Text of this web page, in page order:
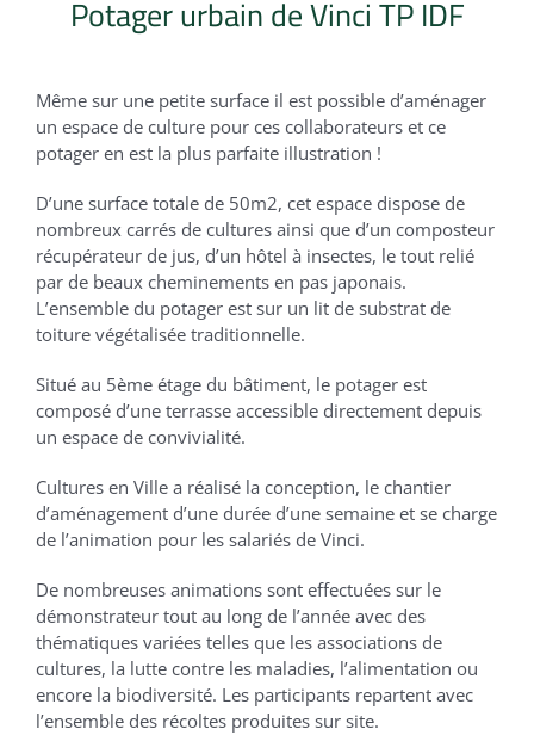
Potager urbain de Vinci TP IDF
Même sur une petite surface il est possible d’aménager
un espace de culture pour ces collaborateurs et ce
potager en est la plus parfaite illustration !
D’une surface totale de 50m2, cet espace dispose de
nombreux carrés de cultures ainsi que d’un composteur
récupérateur de jus, d’un hôtel à insectes, le tout relié
par de beaux cheminements en pas japonais.
L’ensemble du potager est sur un lit de substrat de
toiture végétalisée traditionnelle.
Situé au 5ème étage du bâtiment, le potager est
composé d’une terrasse accessible directement depuis
un espace de convivialité.
Cultures en Ville a réalisé la conception, le chantier
d’aménagement d’une durée d’une semaine et se charge
de l’animation pour les salariés de Vinci.
De nombreuses animations sont effectuées sur le
démonstrateur tout au long de l’année avec des
thématiques variées telles que les associations de
cultures, la lutte contre les maladies, l’alimentation ou
encore la biodiversité. Les participants repartent avec
l’ensemble des récoltes produites sur site.